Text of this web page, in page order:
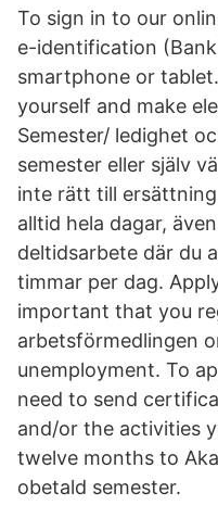
To sign in to our
e-identification
smartphone or
yourself and make
Semester/ ledighet
semester eller själv
inte rätt till
alltid hela dagar,
deltidsarbete där du
timmar per dag.
important that you
arbetsförmedlingen
unemployment. To
need to send
and/or the activities
twelve months to
obetald semester.